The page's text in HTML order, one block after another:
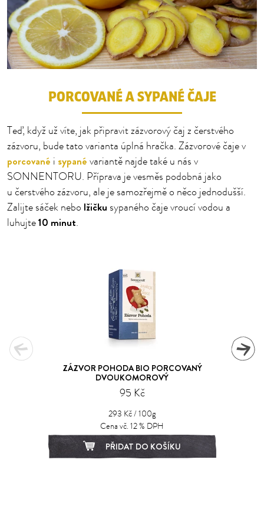
PORCOVANÉ A SYPANÉ ČAJE
Teď, když už víte, jak připravit zázvorový čaj z čerstvého
zázvoru, bude tato varianta úplná hračka. Zázvorové čaje v
porcované i sypané variantě najde také u nás v
SONNENTORU. Příprava je vesměs podobná jako
u čerstvého zázvoru, ale je samozřejmě o něco jednodušší.
Zalijte sáček nebo lžičku sypaného čaje vroucí vodou a
luhujte10 minut.
ZÁZVOR POHODA BIO PORCOVANÝ
DVOUKOMOROVÝ
95 Kč
293 Kč / 100g
Cena vč. 12 % DPH
PŘIDAT DO KOŠÍKU